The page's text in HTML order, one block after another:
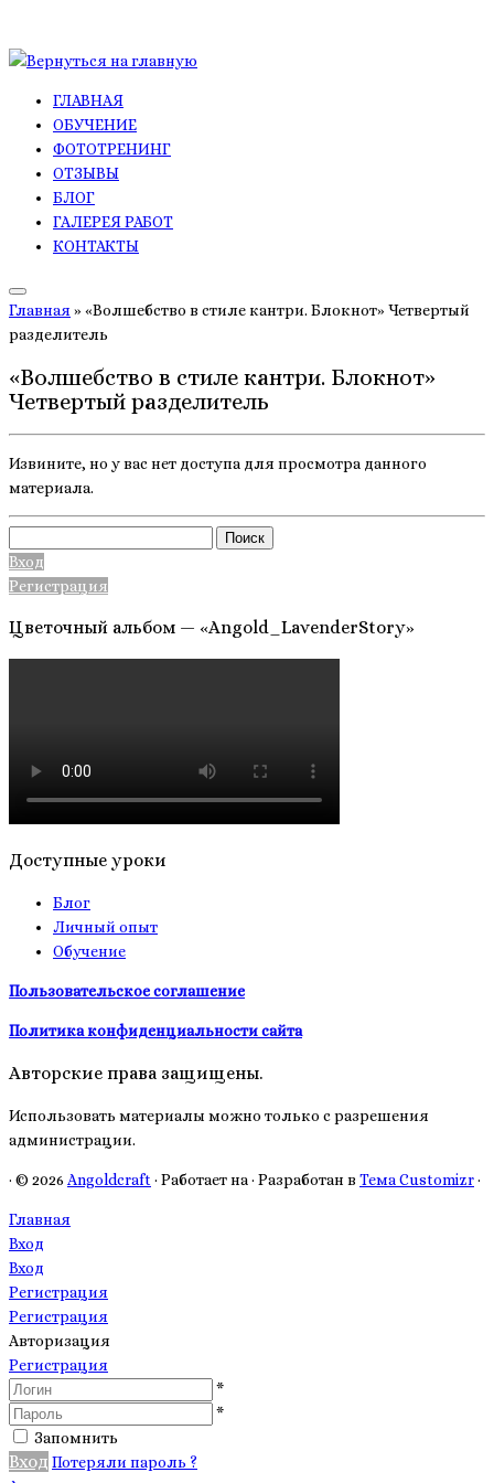
Перейти
содержимому
ГЛАВНАЯ
ОБУЧЕНИЕ
ФОТОТРЕНИНГ
ОТЗЫВЫ
БЛОГ
ГАЛЕРЕЯ РАБОТ
КОНТАКТЫ
Главная » «Волшебство в стиле кантри. Блокнот» Четвертый
разделитель
«Волшебство в стиле кантри. Блокнот»
Четвертый разделитель
Извините, но у вас нет доступа для просмотра данного
материала.
Вход
Регистрация
Цветочный альбом — «Angold_LavenderStory»
Доступные уроки
Блог
Личный опыт
Обучение
Пользовательское соглашение
Политика конфиденциальности сайта
Авторские права защищены.
Использовать материалы можно только с разрешения
администрации.
· © 2026 Angoldcraft · Работает на· Разработан в Тема Customizr·
Главная
Вход
Вход
Регистрация
Регистрация
Авторизация
Регистрация
*
*
Запомнить
Вход Потеряли пароль ?